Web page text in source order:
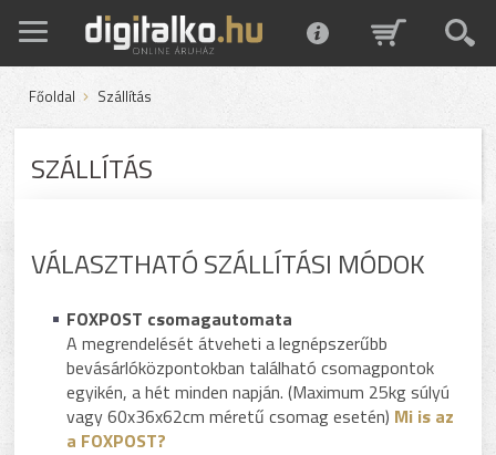
Főoldal Szállítás
SZÁLLÍTÁS
VÁLASZTHATÓ SZÁLLÍTÁSI MÓDOK
FOXPOST csomagautomata
A megrendelését átveheti a legnépszerűbb
bevásárlóközpontokban található csomagpontok
egyikén, a hét minden napján. (Maximum 25kg súlyú
vagy 60x36x62cm méretű csomag esetén) Mi is az
a FOXPOST?